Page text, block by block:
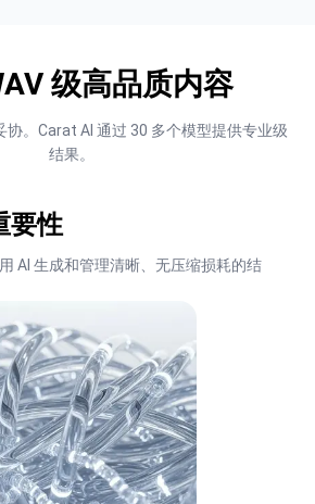
级高品质内容
协。Carat AI 通过 30 多个模型提供专业级
结果。
要性
AI 生成和管理清晰、无压缩损耗的结